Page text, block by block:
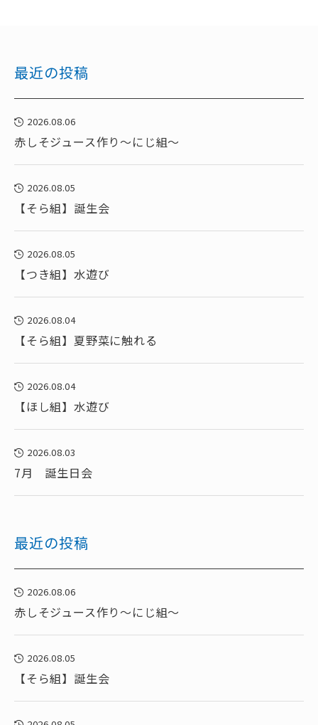
最近の投稿
2026.08.06
赤しそジュース作り～にじ組～
2026.08.05
【そら組】誕生会
2026.08.05
【つき組】水遊び
2026.08.04
【そら組】夏野菜に触れる
2026.08.04
【ほし組】水遊び
2026.08.03
7月 誕生日会
最近の投稿
2026.08.06
赤しそジュース作り～にじ組～
2026.08.05
【そら組】誕生会